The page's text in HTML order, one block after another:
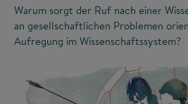
Warum sorgt der Ruf nach einer
an gesellschaftlichen Problemen
Aufregung im Wissenschaftssystem?